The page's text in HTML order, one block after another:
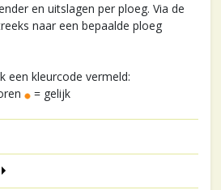
en uitslagen per ploeg. Via de
naar een bepaalde ploeg
een kleurcode vermeld:
= gelijk